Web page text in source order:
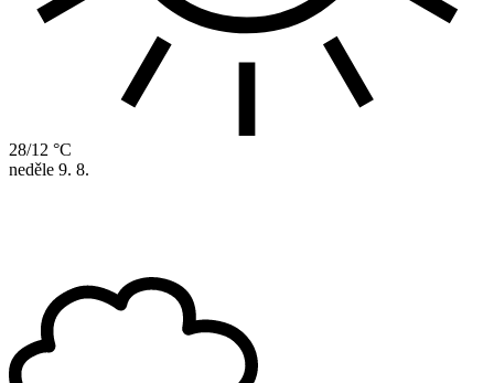
28/12 °C
neděle 9. 8.